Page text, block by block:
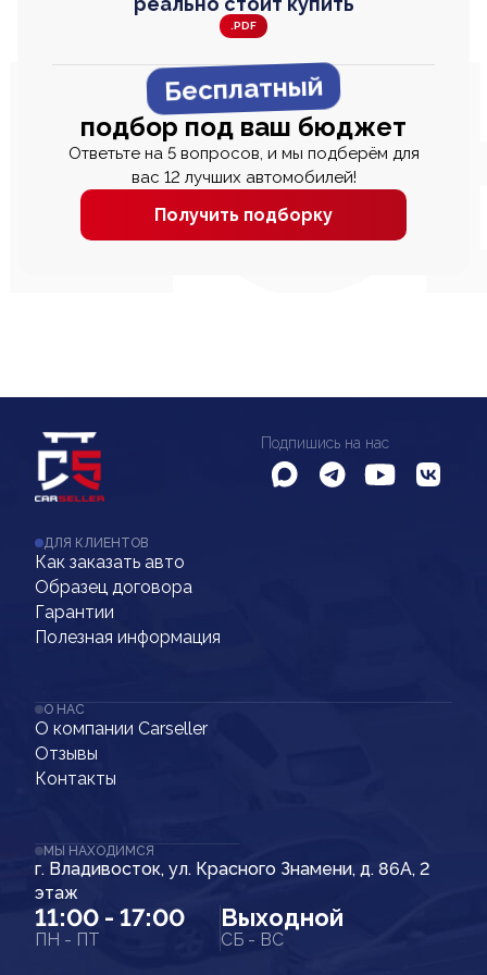
.PDF
Бесплатный
подбор под ваш бюджет
Ответьте на 5 вопросов, и мы подберём для
вас 12 лучших автомобилей!
Получить подборку
Подпишись на нас
ДЛЯ КЛИЕНТОВ
Как заказать авто
Образец договора
Гарантии
Полезная информация
О НАС
О компании Carseller
Отзывы
Контакты
МЫ НАХОДИМСЯ
г. Владивосток, ул. Красного Знамени, д. 86А, 2
этаж
11:00 - 17:00
ПН - ПТ
Выходной
СБ - ВС